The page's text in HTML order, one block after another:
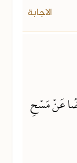
الاجابة
عَنْ مَسْحِ